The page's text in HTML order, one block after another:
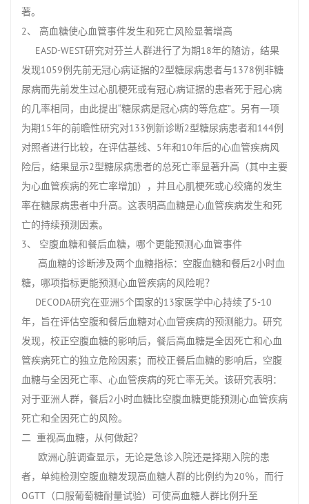
著。
2、 高血糖使心血管事件发生和死亡风险显著增高
EASD-WEST研究对芬兰人群进行了为期18年的随访，结果
发现1059例先前无冠心病证据的2型糖尿病患者与1378例非糖
尿病而先前发生过心肌梗死或有冠心病证据的患者死于冠心病
的几率相同，由此提出“糖尿病是冠心病的等危症”。另有一项
为期15年的前瞻性研究对133例新诊断2型糖尿病患者和144例
对照者进行比较，在评估基线、5年和10年后的心血管疾病风
险后，结果显示2型糖尿病患者的总死亡率显著升高（其中主要
为心血管疾病的死亡率增加），并且心肌梗死或心绞痛的发生
率在糖尿病患者中升高。这表明高血糖是心血管疾病发生和死
亡的持续预测因素。
3、 空腹血糖和餐后血糖，哪个更能预测心血管事件
高血糖的诊断涉及两个血糖指标：空腹血糖和餐后2小时血
糖，哪项指标更能预测心血管疾病的风险呢？
DECODA研究在亚洲5个国家的13家医学中心持续了5-10
年，旨在评估空腹和餐后血糖对心血管疾病的预测能力。研究
发现，校正空腹血糖的影响后，餐后高血糖是全因死亡和心血
管疾病死亡的独立危险因素；而校正餐后血糖的影响后，空腹
血糖与全因死亡率、心血管疾病的死亡率无关。该研究表明：
对于亚洲人群，餐后2小时血糖比空腹血糖更能预测心血管疾病
死亡和全因死亡的风险。
二 重视高血糖，从何做起？
欧洲心脏调查显示，无论是急诊入院还是择期入院的患
者，单纯检测空腹血糖发现高血糖人群的比例约为20％，而行
OGTT（口服葡萄糖耐量试验）可使高血糖人群比例升至